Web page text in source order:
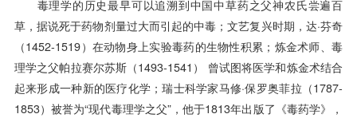
毒理学的历史最早可以追溯到中国中草药之父神农氏尝遍百
草，据说死于药物剂量过大而引起的中毒；文艺复兴时期，达·芬奇
（1452-1519）在动物身上实验毒药的生物性积累；炼金术师、毒
理学之父帕拉赛尔苏斯（1493-1541） 曾试图将医学和炼金术结合
起来形成一种新的医疗化学；瑞士科学家马修·保罗奥菲拉（1787-
1853）被誉为“现代毒理学之父”，他于1813年出版了《毒药学》，